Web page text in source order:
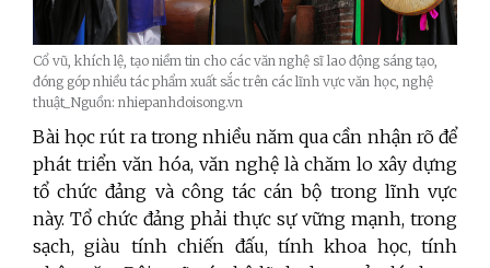
Cổ vũ, khích lệ, tạo niềm tin cho các văn nghệ sĩ lao động sáng tạo,
đóng góp nhiều tác phẩm xuất sắc trên các lĩnh vực văn học, nghệ
thuật_Nguồn: nhiepanhdoisong.vn
Bài học rút ra trong nhiều năm qua cần nhận rõ để
phát triển văn hóa, văn nghệ là chăm lo xây dựng
tổ chức đảng và công tác cán bộ trong lĩnh vực
này. Tổ chức đảng phải thực sự vững mạnh, trong
sạch, giàu tính chiến đấu, tính khoa học, tính